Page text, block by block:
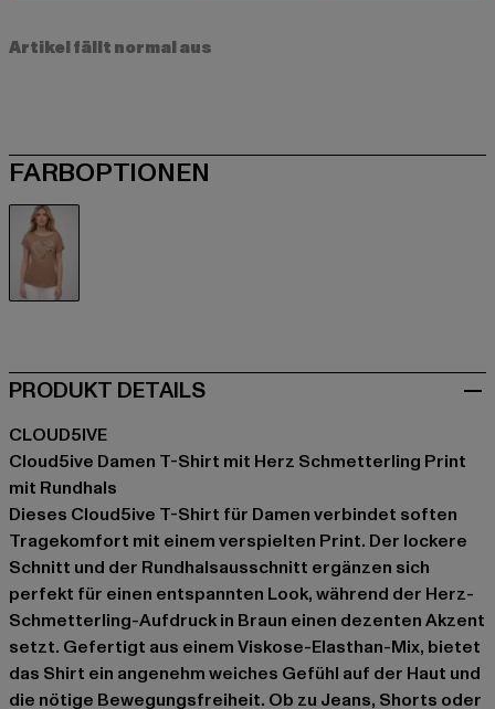
Artikel fällt normal aus
FARBOPTIONEN
PRODUKT DETAILS
CLOUD5IVE
Cloud5ive Damen T-Shirt mit Herz Schmetterling Print
mit Rundhals
Dieses Cloud5ive T-Shirt für Damen verbindet soften
Tragekomfort mit einem verspielten Print. Der lockere
Schnitt und der Rundhalsausschnitt ergänzen sich
perfekt für einen entspannten Look, während der Herz-
Schmetterling-Aufdruck in Braun einen dezenten Akzent
setzt. Gefertigt aus einem Viskose-Elasthan-Mix, bietet
das Shirt ein angenehm weiches Gefühl auf der Haut und
die nötige Bewegungsfreiheit. Ob zu Jeans, Shorts oder